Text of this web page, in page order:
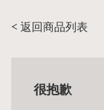
< 返回商品列表
很抱歉